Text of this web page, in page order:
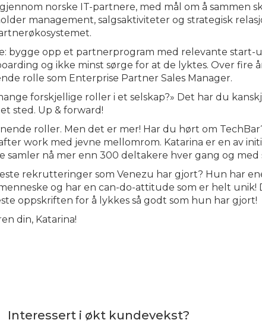
norske IT-partnere, med mål om å sammen
management, salgsaktiviteter og strategisk
bygge opp et partnerprogram med relevante start-
og ikke minst sørge for at de lyktes. Over fire
rolle som Enterprise Partner Sales Manager.
forskjellige roller i et selskap?» Det har du
sted. Up & forward!
roller. Men det er mer! Har du hørt om
work med jevne mellomrom. Katarina er en av
samler nå mer enn 300 deltakere hver gang og
rekrutteringer som Venezu har gjort? Hun har
og har en can-do-attitude som er helt unik!
oppskriften for å lykkes så godt som hun har gjort!
din, Katarina!
Interessert i økt kundevekst?